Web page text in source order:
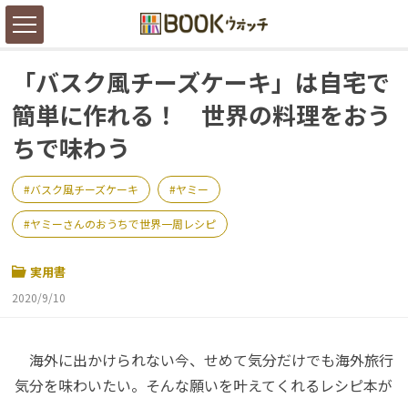
「バスク風チーズケーキ」は自宅で
簡単に作れる！ 世界の料理をおう
ちで味わう
バスク風チーズケーキ ヤミー
ヤミーさんのおうちで世界一周レシピ
実用書
2020/9/10
海外に出かけられない今、せめて気分だけでも海外旅行
気分を味わいたい。そんな願いを叶えてくれるレシピ本が